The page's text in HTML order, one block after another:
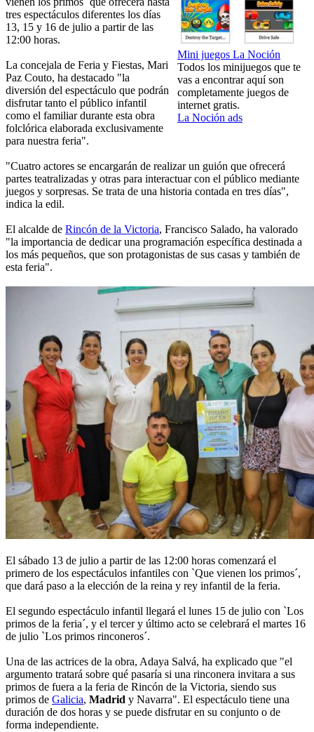
Mini juegos La Noción
Todos los minijuegos que te
vas a encontrar aquí son
completamente juegos de
internet gratis.
La Noción ads
tres espectáculos diferentes los días
13, 15 y 16 de julio a partir de las
12:00 horas.
La concejala de Feria y Fiestas, Mari
Paz Couto, ha destacado "la
diversión del espectáculo que podrán
disfrutar tanto el público infantil
como el familiar durante esta obra
folclórica elaborada exclusivamente
para nuestra feria".
"Cuatro actores se encargarán de realizar un guión que ofrecerá
partes teatralizadas y otras para interactuar con el público mediante
juegos y sorpresas. Se trata de una historia contada en tres días",
indica la edil.
El alcalde de Rincón de la Victoria, Francisco Salado, ha valorado
"la importancia de dedicar una programación específica destinada a
los más pequeños, que son protagonistas de sus casas y también de
esta feria".
El sábado 13 de julio a partir de las 12:00 horas comenzará el
primero de los espectáculos infantiles con `Que vienen los primos´,
que dará paso a la elección de la reina y rey infantil de la feria.
El segundo espectáculo infantil llegará el lunes 15 de julio con `Los
primos de la feria´, y el tercer y último acto se celebrará el martes 16
de julio `Los primos rinconeros´.
Una de las actrices de la obra, Adaya Salvá, ha explicado que "el
argumento tratará sobre qué pasaría si una rinconera invitara a sus
primos de fuera a la feria de Rincón de la Victoria, siendo sus
primos de Galicia, Madrid y Navarra". El espectáculo tiene una
duración de dos horas y se puede disfrutar en su conjunto o de
forma independiente.